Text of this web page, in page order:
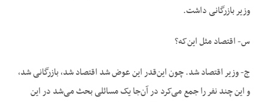
وزیر بازرگانی داشت.
س- اقتصاد مثل این‌که؟
ج- وزیر اقتصاد شد. چون این‌قدر این عوض شد اقتصاد شد، بازرگانی شد،
و این چند نفر را جمع می‌کرد در آن‌جا یک مسائلی بحث می‌شد در این